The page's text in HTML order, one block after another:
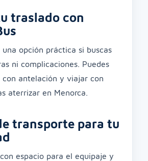
traslado con
una opción práctica si buscas
ni complicaciones. Puedes
con antelación y viajar con
aterrizar en Menorca.
transporte para tu
espacio para el equipaje y